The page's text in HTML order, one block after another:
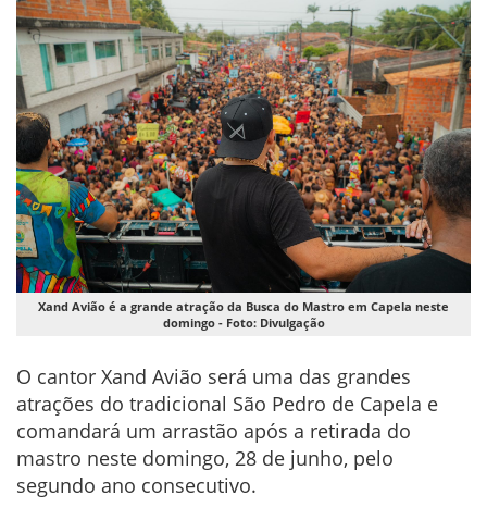
Xand Avião é a grande atração da Busca do Mastro em Capela neste
domingo - Foto: Divulgação
O cantor Xand Avião será uma das grandes
atrações do tradicional São Pedro de Capela e
comandará um arrastão após a retirada do
mastro neste domingo, 28 de junho, pelo
segundo ano consecutivo.